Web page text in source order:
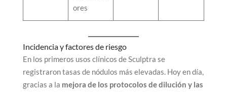
ores
Incidencia y factores de riesgo
En los primeros usos clínicos de Sculptra se
registraron tasas de nódulos más elevadas. Hoy en día,
gracias a la mejora de los protocolos de dilución y las